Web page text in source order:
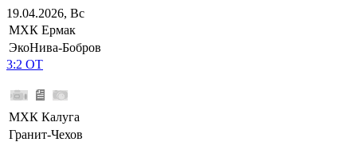
19.04.2026, Вс
МХК Ермак
ЭкоНива-Бобров
3:2 ОТ
МХК Калуга
Гранит-Чехов